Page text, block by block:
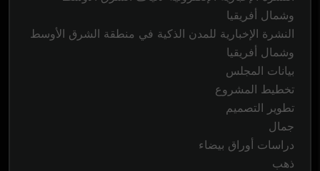
وشمال أفريقيا
النشرة الإخبارية للمدن الذكية في منطقة الشرق الأوسط
وشمال أفريقيا
بيانات المجلس
تخطيط المشروع
تطوير التصميم
جمال
دراسات أوراق بيضاء
ذهب